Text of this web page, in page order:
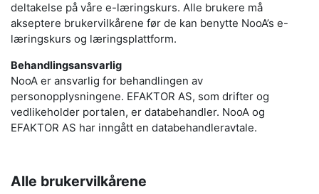
deltakelse på våre e-læringskurs. Alle brukere må
akseptere brukervilkårene før de kan benytte NooA’s e-
læringskurs og læringsplattform.
Behandlingsansvarlig
NooA er ansvarlig for behandlingen av
personopplysningene. EFAKTOR AS, som drifter og
vedlikeholder portalen, er databehandler. NooA og
EFAKTOR AS har inngått en databehandleravtale.
Alle brukervilkårene